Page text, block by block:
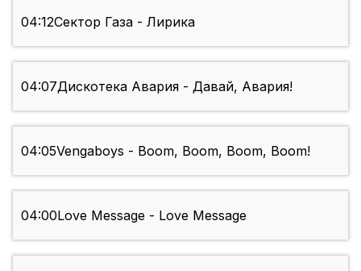
04:12Сектор Газа - Лирика
04:07Дискотека Авария - Давай, Авария!
04:05Vengaboys - Boom, Boom, Boom, Boom!
04:00Love Message - Love Message